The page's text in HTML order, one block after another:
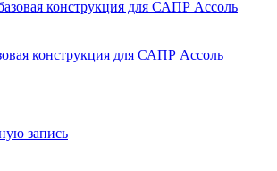
конструкция для САПР Ассоль
запись